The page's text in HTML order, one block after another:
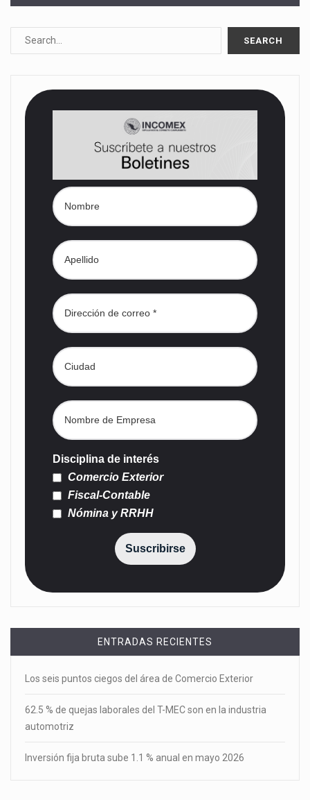
Disciplina de interés
Comercio Exterior
Fiscal-Contable
Nómina y RRHH
Suscribirse
ENTRADAS RECIENTES
Los seis puntos ciegos del área de Comercio Exterior
62.5 % de quejas laborales del T-MEC son en la industria
automotriz
Inversión fija bruta sube 1.1 % anual en mayo 2026